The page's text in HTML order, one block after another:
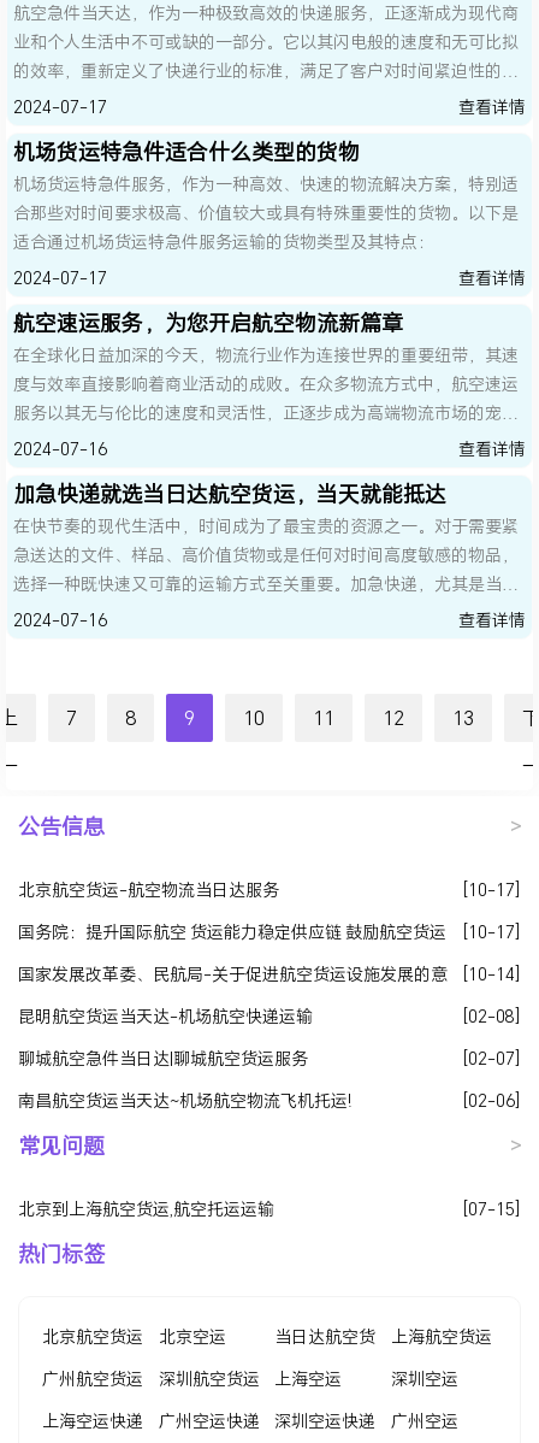
航空急件当天达，作为一种极致高效的快递服务，正逐渐成为现代商
业和个人生活中不可或缺的一部分。它以其闪电般的速度和无可比拟
的效率，重新定义了快递行业的标准，满足了客户对时间紧迫性的最
高要求。
2024-07-17 查看详情
机场货运特急件适合什么类型的货物
机场货运特急件服务，作为一种高效、快速的物流解决方案，特别适
合那些对时间要求极高、价值较大或具有特殊重要性的货物。以下是
适合通过机场货运特急件服务运输的货物类型及其特点：
2024-07-17
查看详情
航空速运服务，为您开启航空物流新篇章
在全球化日益加深的今天，物流行业作为连接世界的重要纽带，其速
度与效率直接影响着商业活动的成败。在众多物流方式中，航空速运
服务以其无与伦比的速度和灵活性，正逐步成为高端物流市场的宠
儿，为客户开启了一个全新的航空物流篇章。
2024-07-16 查看详情
加急快递就选当日达航空货运，当天就能抵达
在快节奏的现代生活中，时间成为了最宝贵的资源之一。对于需要紧
急送达的文件、样品、高价值货物或是任何对时间高度敏感的物品，
选择一种既快速又可靠的运输方式至关重要。加急快递，尤其是当日
达航空货运，成为了众多企业和个人在面对紧急物流需求时的首选方
2024-07-16 查看详情
7 8 9 10 11 12 13
公告信息 >
北京航空货运-航空物流当日达服务
[10-17]
国务院：提升国际航空 货运能力稳定供应链 鼓励航空货运
企业与物流企业联合重组
[10-17]
国家发展改革委、民航局-关于促进航空货运设施发展的意
见发改基础〔2020〕1319号
[10-14]
昆明航空货运当天达-机场航空快递运输
[02-08]
聊城航空急件当日达|聊城航空货运服务
[02-07]
南昌航空货运当天达~机场航空物流飞机托运!
[02-06]
常见问题 >
北京到上海航空货运,航空托运运输 [07-15]
热门标签
北京航空货运 北京空运
当日达航空货
运
上海航空货运
广州航空货运
深圳航空货运 上海空运
深圳空运
上海空运快递
广州空运快递 深圳空运快递
广州空运